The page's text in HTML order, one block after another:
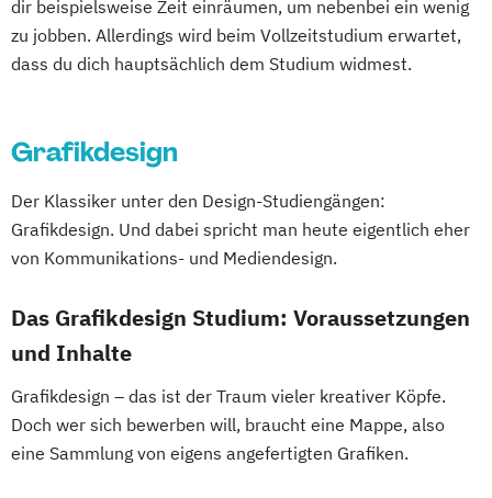
dir beispielsweise Zeit einräumen, um nebenbei ein wenig
zu jobben. Allerdings wird beim Vollzeitstudium erwartet,
dass du dich hauptsächlich dem Studium widmest.
Grafikdesign
Der Klassiker unter den Design-Studiengängen:
Grafikdesign. Und dabei spricht man heute eigentlich eher
von Kommunikations- und Mediendesign.
Das Grafikdesign Studium: Voraussetzungen
und Inhalte
Grafikdesign – das ist der Traum vieler kreativer Köpfe.
Doch wer sich bewerben will, braucht eine Mappe, also
eine Sammlung von eigens angefertigten Grafiken.